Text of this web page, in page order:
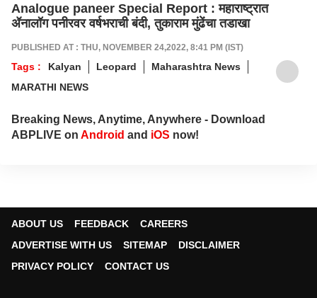
Analogue paneer Special Report : महाराष्ट्रात
ॲनालॉग पनीरवर वर्षभराची बंदी, तुकाराम मुंढेंचा तडाखा
PUBLISHED AT : THU, NOVEMBER 24,2022, 8:41 PM (IST)
Tags : Kalyan Leopard
Maharashtra News
MARATHI NEWS
Breaking News, Anytime, Anywhere - Download
ABPLIVE on Android and iOS now!
ABOUT US FEEDBACK
CAREERS
ADVERTISE WITH US
SITEMAP
DISCLAIMER
PRIVACY POLICY
CONTACT US